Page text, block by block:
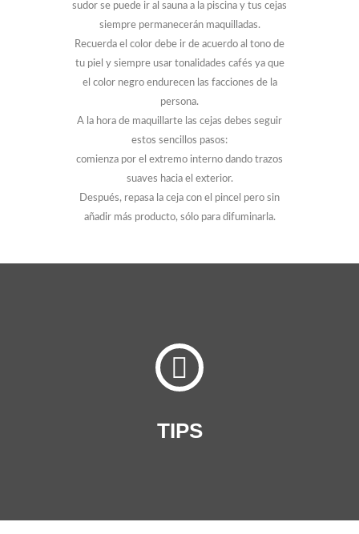
sudor se puede ir al sauna a la piscina y tus cejas
siempre permanecerán maquilladas.
Recuerda el color debe ir de acuerdo al tono de
tu piel y siempre usar tonalidades cafés ya que
el color negro endurecen las facciones de la
persona.
A la hora de maquillarte las cejas debes seguir
estos sencillos pasos:
comienza por el extremo interno dando trazos
suaves hacia el exterior.
Después, repasa la ceja con el pincel pero sin
añadir más producto, sólo para difuminarla.
TIPS